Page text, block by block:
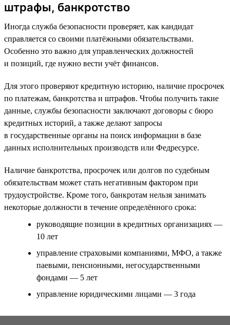
штрафы, банкротство
Иногда служба безопасности проверяет, как кандидат
справляется со своими платёжными обязательствами.
Особенно это важно для управленческих должностей
и позиций, где нужно вести учёт финансов.
Для этого проверяют кредитную историю, наличие просрочек
по платежам, банкротства и штрафов. Чтобы получить такие
данные, службы безопасности заключают договоры с бюро
кредитных историй, а также делают запросы
в государственные органы на поиск информации в базе
данных исполнительных производств или Федресурсе.
Наличие банкротства, просрочек или долгов по судебным
обязательствам может стать негативным фактором при
трудоустройстве. Кроме того, банкротам нельзя занимать
некоторые должности в течение определённого срока:
руководящие позиции в кредитных организациях —
10 лет
управление страховыми компаниями, МФО, а также
паевыми, пенсионными, негосударственными
фондами — 5 лет
управление юридическими лицами — 3 года